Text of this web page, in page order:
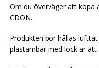
Om du överväger att köpa
CDON.
Produkten bör hållas
plastämbar med lock är att